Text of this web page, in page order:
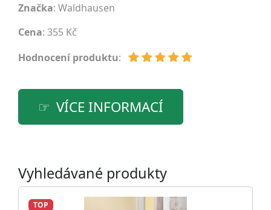
Značka: Waldhausen
Cena: 355 Kč
Hodnocení produktu:
VÍCE INFORMACÍ
Vyhledávané produkty
TOP